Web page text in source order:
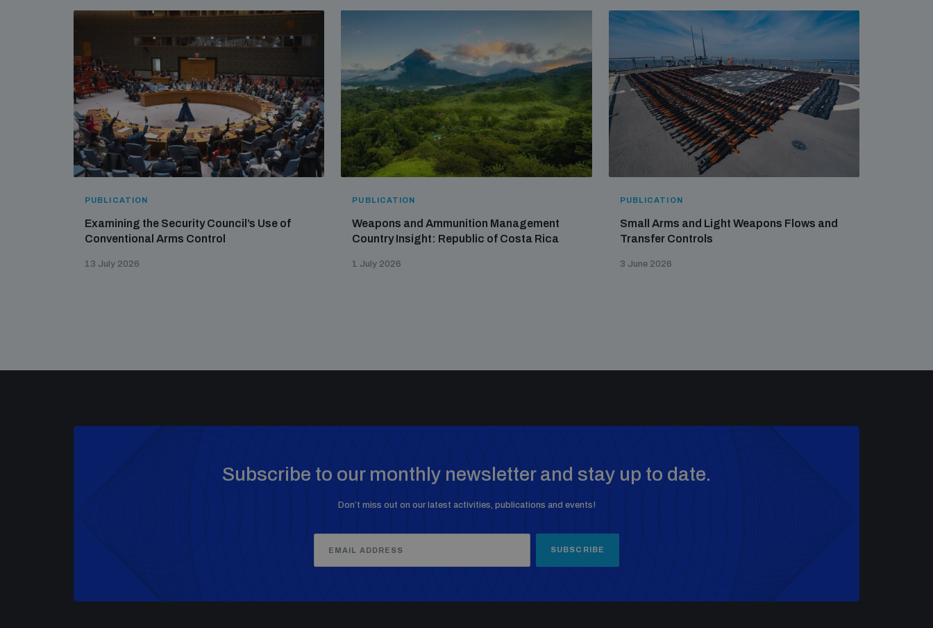
PUBLICATION
Examining the Security Council’s Use of
Conventional Arms Control
13 July 2026
PUBLICATION
Weapons and Ammunition Management
Country Insight: Republic of Costa Rica
1 July 2026
PUBLICATION
Small Arms and Light Weapons Flows and
Transfer Controls
3 June 2026
Subscribe to our monthly newsletter and stay up to date.
Don’t miss out on our latest activities, publications and events!
SUBSCRIBE